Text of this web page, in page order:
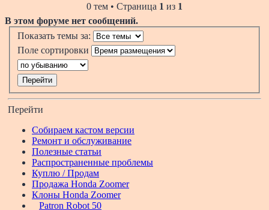
0 тем • Страница 1 из 1
В этом форуме нет сообщений.
Показать темы за:
Поле сортировки
Перейти
Собираем кастом версии
Ремонт и обслуживание
Полезные статьи
Распространенные проблемы
Куплю / Продам
Продажа Honda Zoomer
Клоны Honda Zoomer
Patron Robot 50